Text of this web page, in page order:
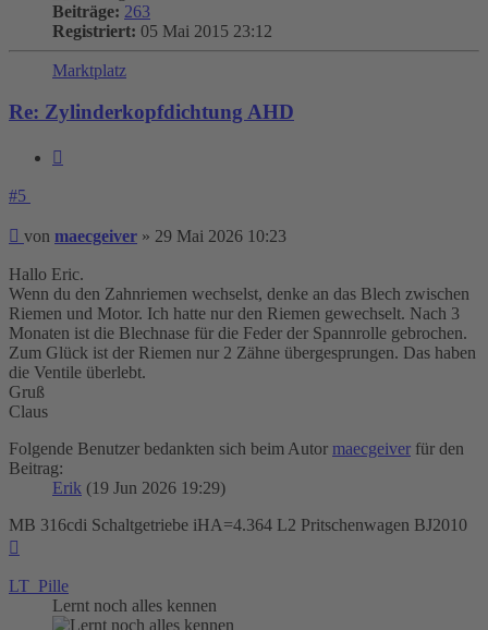
Beiträge: 263
Registriert: 05 Mai 2015 23:12
Marktplatz
Re: Zylinderkopfdichtung AHD
#5
Beitrag
von maecgeiver » 29 Mai 2026 10:23
Hallo Eric.
Wenn du den Zahnriemen wechselst, denke an das Blech zwischen
Riemen und Motor. Ich hatte nur den Riemen gewechselt. Nach 3
Monaten ist die Blechnase für die Feder der Spannrolle gebrochen.
Zum Glück ist der Riemen nur 2 Zähne übergesprungen. Das haben
die Ventile überlebt.
Gruß
Claus
Folgende Benutzer bedankten sich beim Autor maecgeiver für den
Beitrag:
Erik (19 Jun 2026 19:29)
MB 316cdi Schaltgetriebe iHA=4.364 L2 Pritschenwagen BJ2010
LT_Pille
Lernt noch alles kennen